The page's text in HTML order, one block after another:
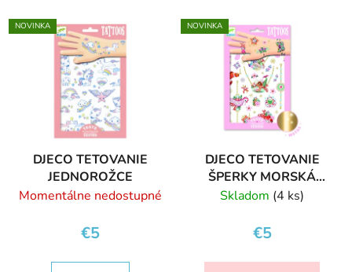
NOVINKA
DJECO TETOVANIE
JEDNOROŽCE
Momentálne nedostupné
€5
NOVINKA
DJECO TETOVANIE
ŠPERKY MORSKÁ
VÍLA FIONA
Skladom (4 ks)
€5